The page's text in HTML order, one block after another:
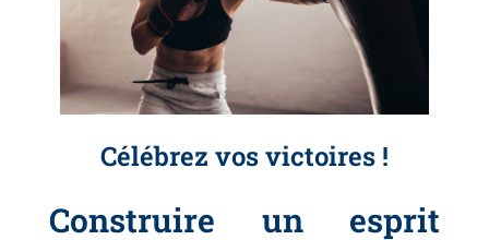
Célébrez vos victoires !
Construire un esprit